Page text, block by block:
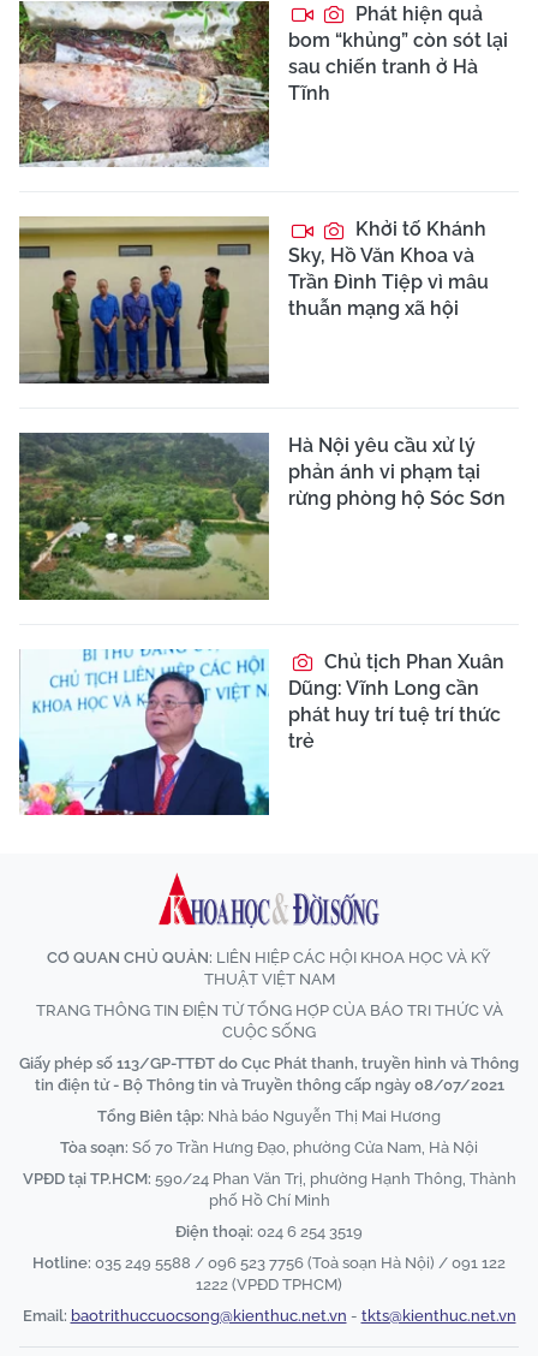
Phát hiện quả
bom “khủng” còn sót lại
sau chiến tranh ở Hà
Tĩnh
Khởi tố Khánh
Sky, Hồ Văn Khoa và
Trần Đình Tiệp vì mâu
thuẫn mạng xã hội
Hà Nội yêu cầu xử lý
phản ánh vi phạm tại
rừng phòng hộ Sóc Sơn
Chủ tịch Phan Xuân
Dũng: Vĩnh Long cần
phát huy trí tuệ trí thức
trẻ
CƠ QUAN CHỦ QUẢN: LIÊN HIỆP CÁC HỘI KHOA HỌC VÀ KỸ
THUẬT VIỆT NAM
TRANG THÔNG TIN ĐIỆN TỬ TỔNG HỢP CỦA BÁO TRI THỨC VÀ
CUỘC SỐNG
Giấy phép số 113/GP-TTĐT do Cục Phát thanh, truyền hình và Thông
tin điện tử - Bộ Thông tin và Truyền thông cấp ngày 08/07/2021
Tổng Biên tập: Nhà báo Nguyễn Thị Mai Hương
Tòa soạn: Số 70 Trần Hưng Đạo, phường Cửa Nam, Hà Nội
VPĐD tại TP.HCM: 590/24 Phan Văn Trị, phường Hạnh Thông, Thành
phố Hồ Chí Minh
Điện thoại: 024 6 254 3519
Hotline: 035 249 5588 / 096 523 7756 (Toà soạn Hà Nội) / 091 122
1222 (VPĐD TPHCM)
Email: baotrithuccuocsong@kienthuc.net.vn - tkts@kienthuc.net.vn